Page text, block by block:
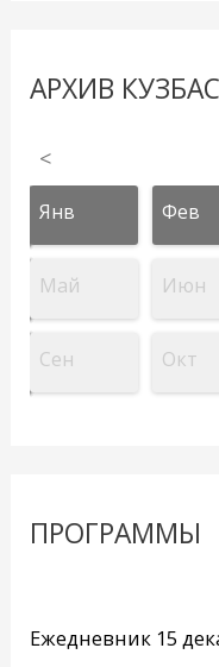
АРХИВ
<
Янв Фев
Май Июн
Сен Окт
ПРОГРАММЫ
Ежедневник 15